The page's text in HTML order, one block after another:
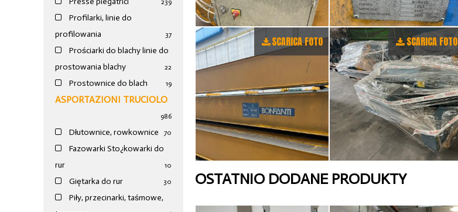
239
Profilarki, linie do
profilowania
37
Prościarki do blachy linie do
prostowania blachy
22
Prostownice do blach 19
ASPORTAZIONI TRUCIOLO
986
Dłutownice, rowkownice 70
Fazowarki Sto¿kowarki do
rur
10
Giętarka do rur 30
Piły, przecinarki, taśmowe,
SCARICA FOTO SCARICA FOTO
OSTATNIO DODANE PRODUKTY